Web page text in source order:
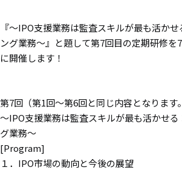
『～IPO支援業務は監査スキルが最も活か
ング業務～』と題して第7回目の定期研修を7
に開催します！
第7回（第1回～第6回と同じ内容となります
～IPO支援業務は監査スキルが最も活かせる
グ業務～
[Program]
１．IPO市場の動向と今後の展望